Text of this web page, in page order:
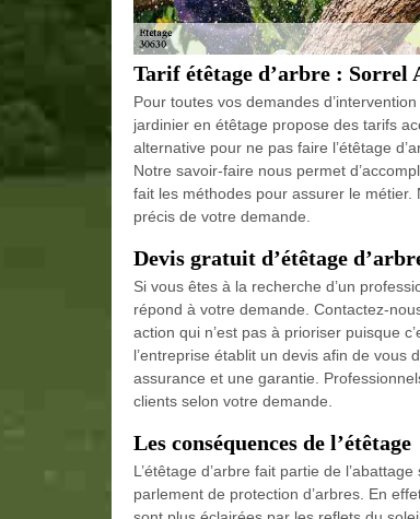
Tarif étêtage d’arbre : Sorrel
Pour toutes vos demandes
jardinier en étêtage propose des tarifs
alternative pour ne pas faire l’étêtage
Notre savoir-faire nous permet
fait les méthodes pour assurer le
précis de votre demande.
Devis gratuit d’étêtage
Si vous êtes à la recherche d’un
répond à votre demande. Contactez-
action qui n’est pas à prioriser puisque
l’entreprise établit un devis afin de
assurance et une garantie.
clients selon votre demande.
Les conséquences de l’étêtage
L’étêtage d’arbre fait partie de
parlement de protection d’arbres. En